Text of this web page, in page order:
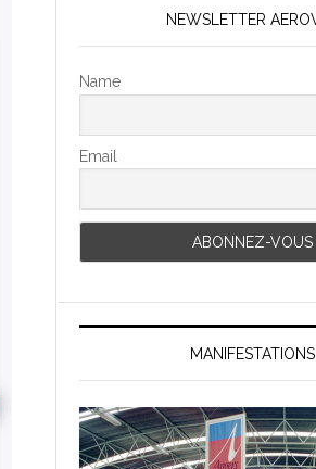
NEWSLETTER
Name
Email
MANIFESTATIONS